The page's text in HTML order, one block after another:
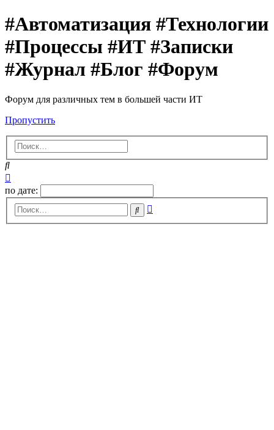
#Автоматизация #Технологии
#Процессы #ИТ #Записки
#Журнал #Блог #Форум
Форум для различных тем в большей части ИТ
Пропустить
Поиск
поиск
по дате:
Поиск